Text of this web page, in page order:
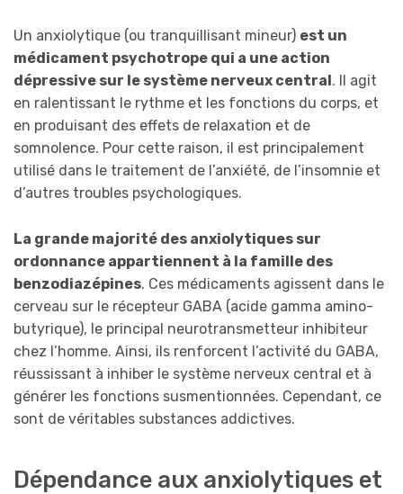
Un anxiolytique (ou tranquillisant mineur) est un
médicament psychotrope qui a une action
dépressive sur le système nerveux central . Il agit
en ralentissant le rythme et les fonctions du corps, et
en produisant des effets de relaxation et de
somnolence. Pour cette raison, il est principalement
utilisé dans le traitement de l’anxiété, de l’insomnie et
d’autres troubles psychologiques.
La grande majorité des anxiolytiques sur
ordonnance appartiennent à la famille des
benzodiazépines. Ces médicaments agissent dans le
cerveau sur le récepteur GABA (acide gamma amino-
butyrique), le principal neurotransmetteur inhibiteur
chez l’homme. Ainsi, ils renforcent l’activité du GABA,
réussissant à inhiber le système nerveux central et à
générer les fonctions susmentionnées. Cependant, ce
sont de véritables substances addictives.
Dépendance aux anxiolytiques et